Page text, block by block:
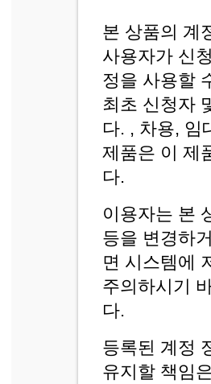
본 상품의 계
사용자가 신
정을 사용할
최초 신청자
다. , 차용, 임
제품은 이 제
다.
이용자는 본
등을 변경하
면 시스템에
주의하시기
다.
등록된 계정
유지할 책임